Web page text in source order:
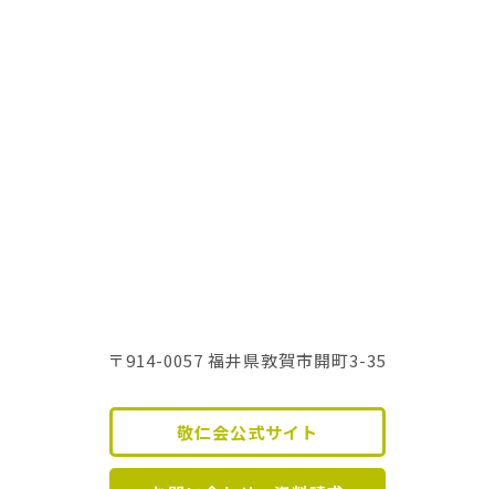
〒914-0057 福井県敦賀市開町3-35
敬仁会公式サイト